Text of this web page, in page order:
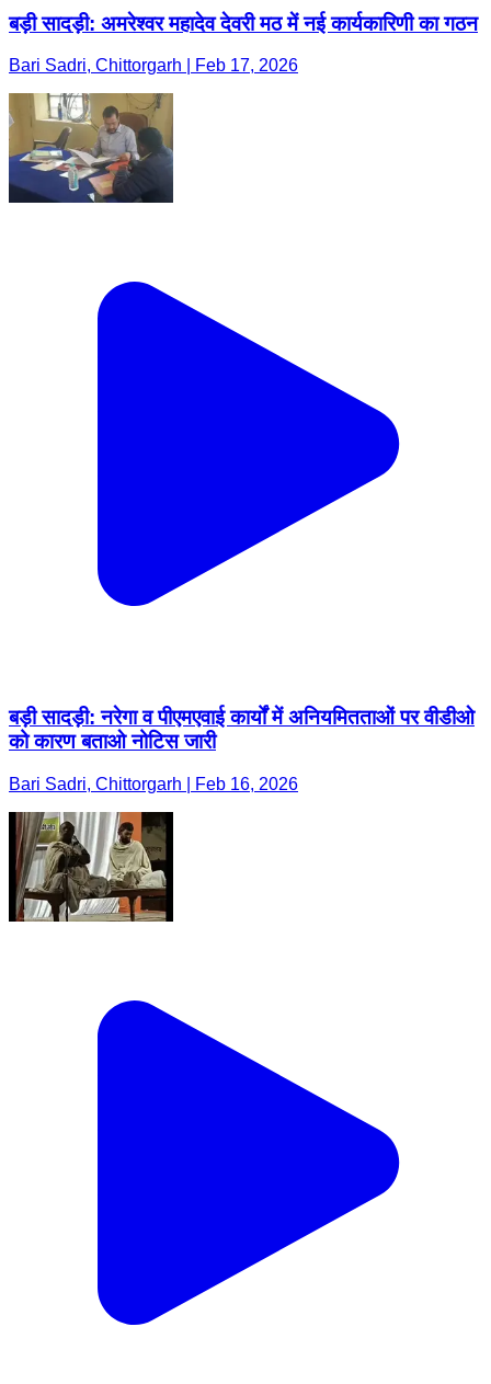
बड़ी सादड़ी: अमरेश्वर महादेव देवरी मठ में नई कार्यकारिणी का गठन
Bari Sadri, Chittorgarh | Feb 17, 2026
बड़ी सादड़ी: नरेगा व पीएमएवाई कार्यों में अनियमितताओं पर वीडीओ
को कारण बताओ नोटिस जारी
Bari Sadri, Chittorgarh | Feb 16, 2026